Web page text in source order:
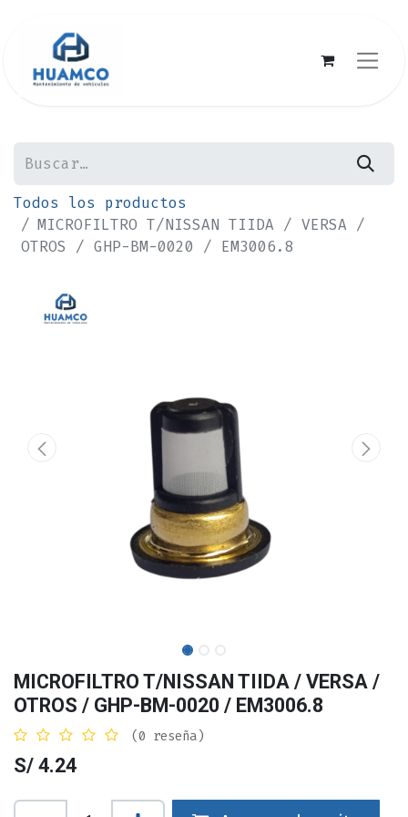
Todos los productos
MICROFILTRO T/NISSAN TIIDA / VERSA /
OTROS / GHP-BM-0020 / EM3006.8
MICROFILTRO T/NISSAN TIIDA / VERSA /
OTROS / GHP-BM-0020 / EM3006.8
(0 reseña)
S/ 4.24